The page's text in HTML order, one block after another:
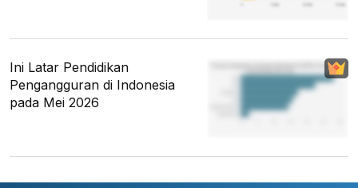
Ini Latar Pendidikan
Pengangguran di Indonesia
pada Mei 2026